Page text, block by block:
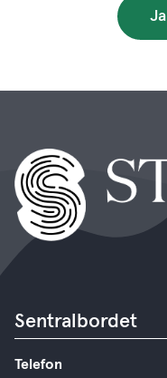
Ja
Sentralbordet
Telefon